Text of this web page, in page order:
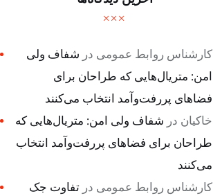
کارشناس روابط عمومی در شفاف ولی
امن: متریال‌هایی که طراحان برای
فضاهای پررفت‌وآمد انتخاب می‌کنند
خاکیان در شفاف ولی امن: متریال‌هایی که
طراحان برای فضاهای پررفت‌وآمد انتخاب
می‌کنند
کارشناس روابط عمومی در تفاوت جک